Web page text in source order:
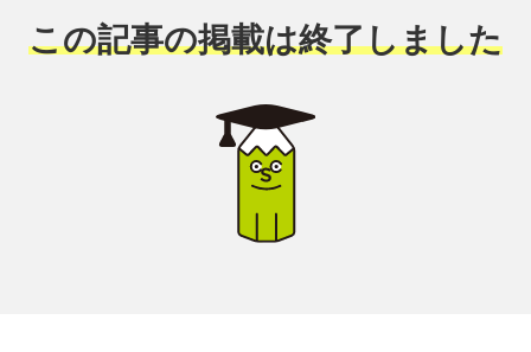
この記事の掲載は終了しました